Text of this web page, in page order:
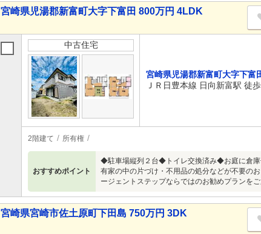
宮崎県児湯郡新富町大字下富田 800万円 4LDK
中古住宅
宮崎県児湯郡新富町大字下富
ＪＲ日豊本線 日向新富駅 徒
2階建て 所有権
おすすめポイント
◆駐車場縦列２台◆トイレ交換済み◆お庭に倉庫
有家の中の片づけ・不用品の処分などが不要の
ージェントステップならではのお勧めプランを
宮崎県宮崎市佐土原町下田島 750万円 3DK